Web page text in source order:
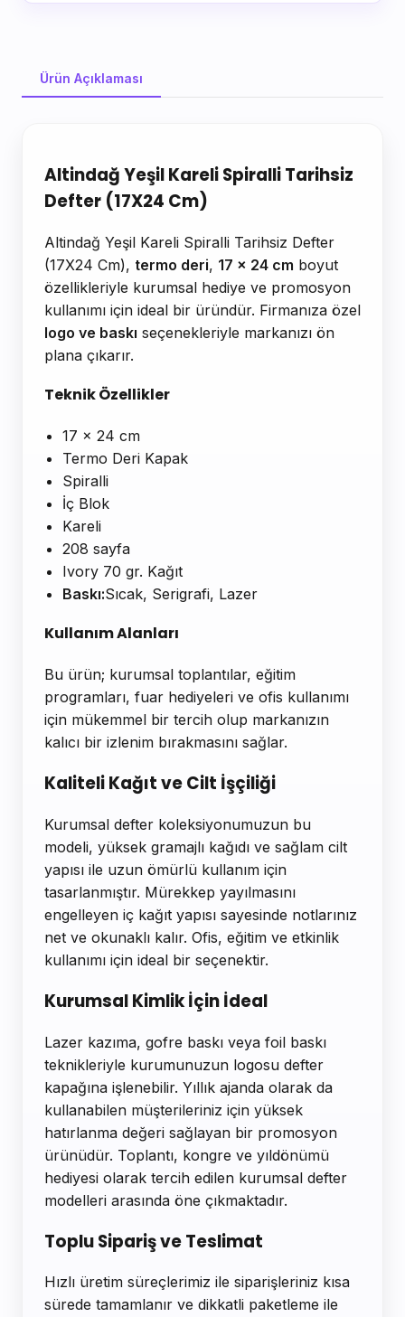
Ürün Açıklaması
Altindağ Yeşil Kareli Spiralli Tarihsiz
Defter (17X24 Cm)
Altindağ Yeşil Kareli Spiralli Tarihsiz Defter
(17X24 Cm), termo deri, 17 x 24 cm boyut
özellikleriyle kurumsal hediye ve promosyon
kullanımı için ideal bir üründür. Firmanıza özel
logo ve baskı seçenekleriyle markanızı ön
plana çıkarır.
Teknik Özellikler
17 x 24 cm
Termo Deri Kapak
Spiralli
İç Blok
Kareli
208 sayfa
Ivory 70 gr. Kağıt
Baskı:Sıcak, Serigrafi, Lazer
Kullanım Alanları
Bu ürün; kurumsal toplantılar, eğitim
programları, fuar hediyeleri ve ofis kullanımı
için mükemmel bir tercih olup markanızın
kalıcı bir izlenim bırakmasını sağlar.
Kaliteli Kağıt ve Cilt İşçiliği
Kurumsal defter koleksiyonumuzun bu
modeli, yüksek gramajlı kağıdı ve sağlam cilt
yapısı ile uzun ömürlü kullanım için
tasarlanmıştır. Mürekkep yayılmasını
engelleyen iç kağıt yapısı sayesinde notlarınız
net ve okunaklı kalır. Ofis, eğitim ve etkinlik
kullanımı için ideal bir seçenektir.
Kurumsal Kimlik İçin İdeal
Lazer kazıma, gofre baskı veya foil baskı
teknikleriyle kurumunuzun logosu defter
kapağına işlenebilir. Yıllık ajanda olarak da
kullanabilen müşterileriniz için yüksek
hatırlanma değeri sağlayan bir promosyon
ürünüdür. Toplantı, kongre ve yıldönümü
hediyesi olarak tercih edilen kurumsal defter
modelleri arasında öne çıkmaktadır.
Toplu Sipariş ve Teslimat
Hızlı üretim süreçlerimiz ile siparişleriniz kısa
sürede tamamlanır ve dikkatli paketleme ile